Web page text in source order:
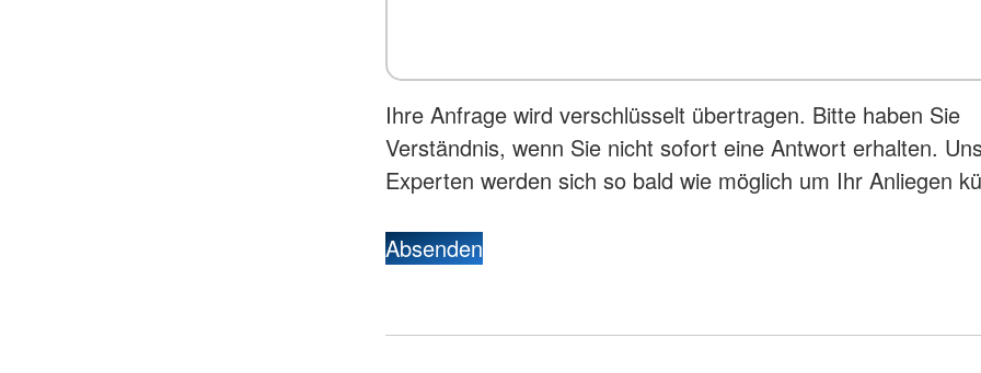
Ihre Anfrage wird verschlüsselt übertragen. Bitte haben Sie
Verständnis, wenn Sie nicht sofort eine Antwort erhalten.
Experten werden sich so bald wie möglich um Ihr Anliegen
Absenden